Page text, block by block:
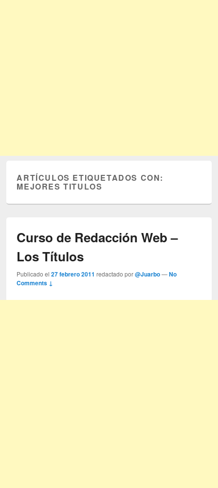
ARTÍCULOS ETIQUETADOS CON:
MEJORES TITULOS
Curso de Redacción Web –
Los Títulos
Publicado el27 febrero 2011 redactado por@Juarbo —No
Comments ↓